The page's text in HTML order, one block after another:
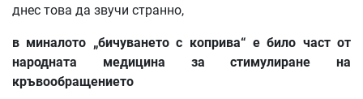
днес това да звучи странно,
в миналото „бичуването с коприва“ е било част от
народната медицина за стимулиране на
кръвообращението